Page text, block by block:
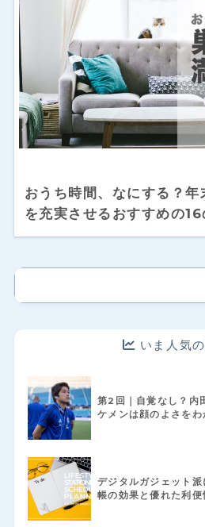
おうち時間、なにする？年
を充実させるおすすめの
いま人気
第2回｜自覚なし？内
ケメンは顔のよさを
デジタルガジェット
帳の効果と優れた利便